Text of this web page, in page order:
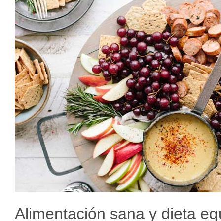
Alimentación sana y dieta